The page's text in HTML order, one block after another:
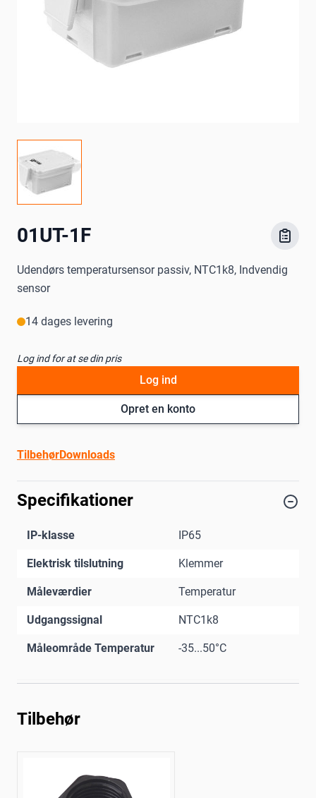
01UT-1F
Udendørs temperatursensor passiv, NTC1k8, Indvendig
sensor
14 dages levering
Log ind for at se din pris
Opret en konto
Log ind
TilbehørDownloads
Specifikationer
IP-klasse IP65
Elektrisk tilslutning Klemmer
Måleværdier Temperatur
Udgangssignal NTC1k8
Måleområde Temperatur -35...50°C
Tilbehør